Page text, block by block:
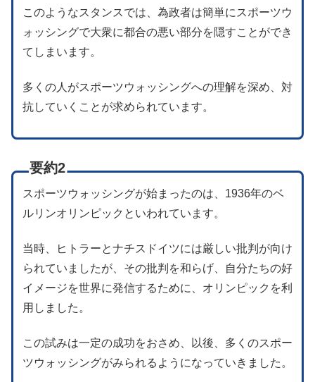
このようなスタンスでは、為政者は簡単にスポーツウ
ォッシングで大衆に都合の悪い部分を隠すことができ
てしまいます。
多くの人がスポーツウォッシングへの理解を深め、対
抗していくことが求められています。
要約2
スポーツウォッシングが始まったのは、1936年のベ
ルリンオリンピックといわれています。
当時、ヒトラーとナチスドイツには厳しい批判が向け
られていましたが、その批判を和らげ、自分たちの好
イメージを世界に発信するために、オリンピックを利
用しました。
この試みは一定の成功をおさめ、以後、多くのスポー
ツウォッシングがみられるようになっていきました。